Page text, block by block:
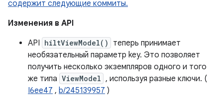
содержит следующие коммиты.
Изменения в API
API hiltViewModel()
теперь принимает
необязательный параметр key. Это позволяет
получить несколько экземпляров одного и того
же типа ViewModel , используя разные ключи. (
I6ee47 , b/245139957 )